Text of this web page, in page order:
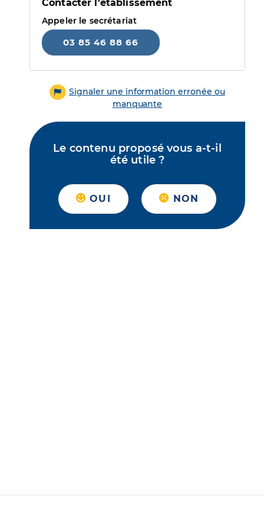
Contacter l'établissement
Appeler le secrétariat
03 85 46 88 66
Signaler une information erronée ou
manquante
Le contenu proposé vous a-t-il
été utile ?
OUI NON